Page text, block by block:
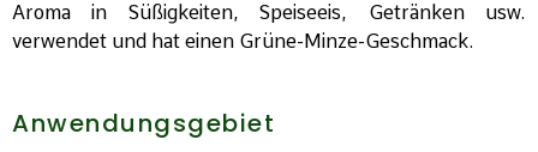
Aroma in Süßigkeiten, Speiseeis, Getränken usw.
verwendet und hat einen Grüne-Minze-Geschmack.
Anwendungsgebiet